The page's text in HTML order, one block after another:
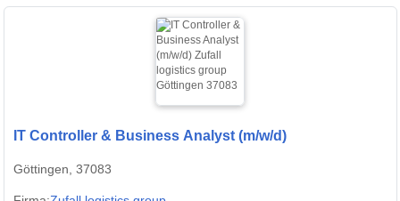
IT Controller & Business Analyst (m/w/d)
Göttingen, 37083